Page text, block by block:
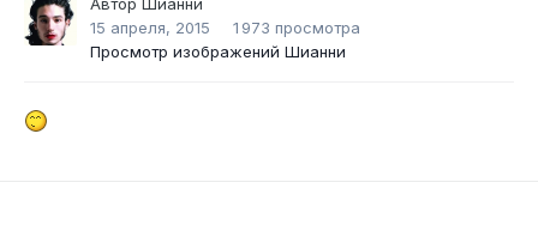
Автор Шианни
15 апреля, 2015
1 973 просмотра
Просмотр изображений Шианни